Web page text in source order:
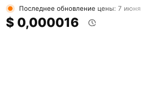
Последнее обновление цены: 7 июня
$ 0,000016